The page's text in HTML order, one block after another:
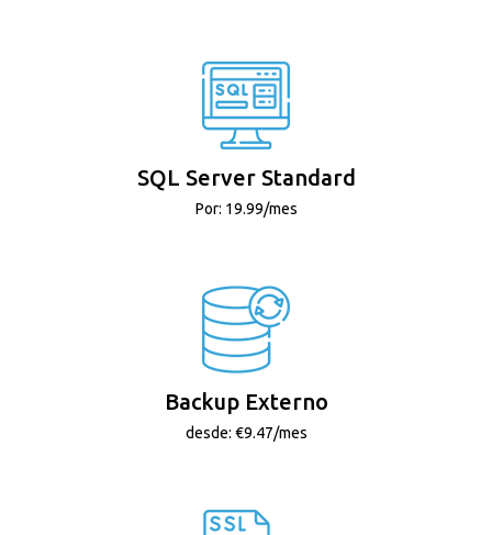
SQL Server Standard
Por: 19.99/mes
Backup Externo
desde: €9.47/mes